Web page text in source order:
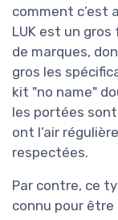
comment c’est
LUK est un gros
de marques,
gros les
kit "no name"
les portées
ont l’air
respectées.
Par contre, ce
connu pour être